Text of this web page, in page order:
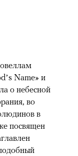
Name» и
о небесной
во
в
посвящен